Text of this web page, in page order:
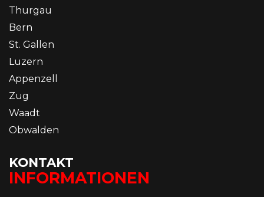
Thurgau
Bern
St. Gallen
Luzern
Appenzell
Zug
Waadt
Obwalden
KONTAKT
INFORMATIONEN